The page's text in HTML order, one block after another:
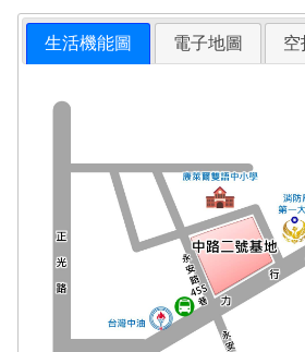
生活機能圖 電子地圖 空